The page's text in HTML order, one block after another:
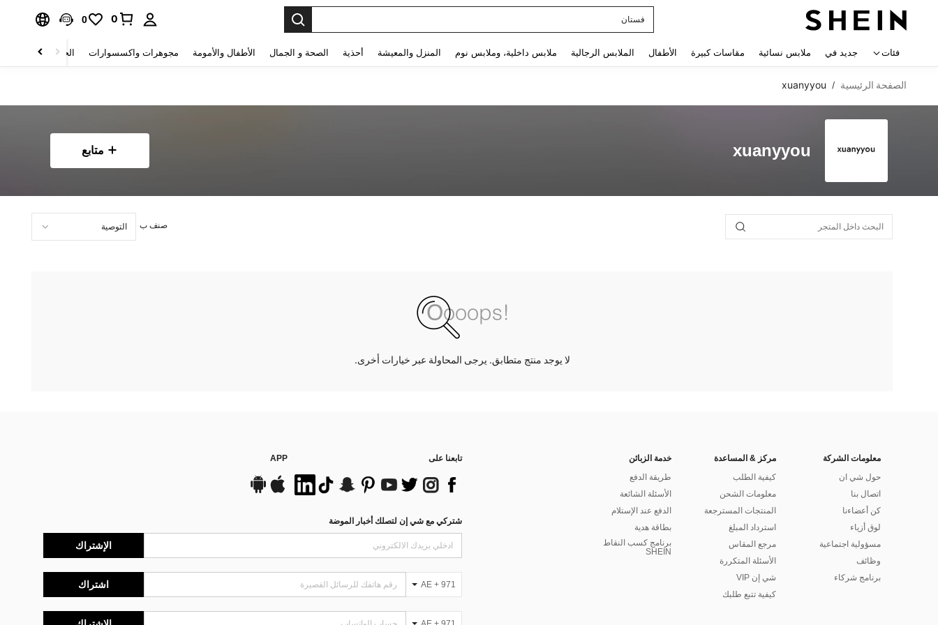
فستان
0
0
فئات جديد في ملابس نسائية مقاسات كبيرة الأطفال الملابس الرجالية ملابس داخلية، وملابس نوم المنزل والمعيشة أحذية الصحة و الجمال الأطفال والأمومة مجوهرات واكسسوارات الحقائب والأمتعة
الصفحة الرئيسية /
xuanyyou
xuanyyou متابع
صنف ب
لا يوجد منتج متطابق. يرجى المحاولة عبر خيارات أخرى.
معلومات الشركة
حول شي ان
اتصال بنا
كن أعضاءنا
لوق أزياء
مسؤولية اجتماعية
وظائف
برنامج شركاء
مركز & المساعدة
كيفية الطلب
معلومات الشحن
المنتجات المسترجعة
استرداد المبلغ
مرجع المقاس
الأسئلة المتكررة
شي إن VIP
كيفية تتبع طلبك
خدمة الزبائن
طريقة الدفع
الأسئلة الشائعة
الدفع عند الإستلام
بطاقة هدية
برنامج كسب النقاط
SHEIN
تابعنا على APP
شتركي مع شي إن لتصلك أخبار الموضة
الإشتراك
AE + 971 اشتراك